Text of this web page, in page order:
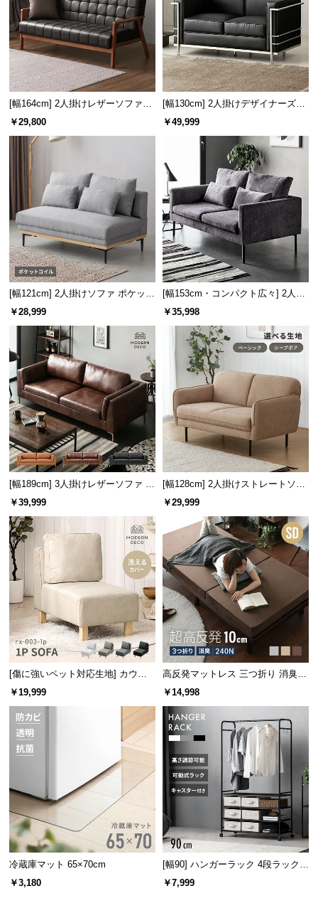
配
送
に
つ
い
て
開
梱
設
置
サ
ス
に
つ
い
経
路
に
つ
い
て
返
品・
キ
ャ
ン
に
つ
い
て
保
証
に
つ
い
会
員
規
約
に
つ
[幅164cm] 2人掛けレザーソファー
木製フレーム
￥29,800
[幅130cm] 2人掛けデザイナーズソ
ファ ル・コルビジェ LC2 名作 リ
プロダクト
￥49,999
[幅121cm] 2人掛けソファ ポケット
コイル
￥28,999
[幅153cm・コンパクト広々] 2人掛
けモダンソファ ブラックスチール
￥35,998
[幅189cm] 3人掛けレザーソファ モ
ダン ヴィンテージ スクエアフォル
￥39,999
[幅128cm] 2人掛けストレートソフ
ァ
￥29,999
[傷に強いペット対応生地] カウチ
ソファセット 組替自由自在（1人掛
￥19,999
高反発マットレス 三つ折り 消臭
高密度ハード 厚さ10cm SD
￥14,998
冷蔵庫マット 65×70cm
￥3,180
[幅90] ハンガーラック 4段ラック収
納 キャスター付き
￥7,999